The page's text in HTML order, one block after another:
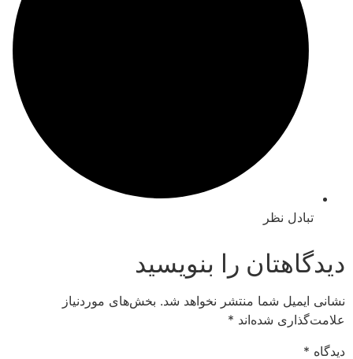
نظر
را بنویسید
شما منتشر نخواهد شد. بخش‌های موردنیاز
شده‌اند*